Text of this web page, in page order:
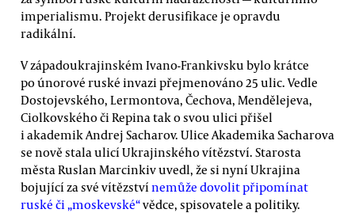
imperialismu. Projekt derusifikace je opravdu
radikální.
V západoukrajinském Ivano-Frankivsku bylo krátce
po únorové ruské invazi přejmenováno 25 ulic. Vedle
Dostojevského, Lermontova, Čechova, Mendělejeva,
Ciolkovského či Repina tak o svou ulici přišel
i akademik Andrej Sacharov. Ulice Akademika Sacharova
se nově stala ulicí Ukrajinského vítězství. Starosta
města Ruslan Marcinkiv uvedl, že si nyní Ukrajina
bojující za své vítězství nemůže dovolit připomínat
ruské či „moskevské“vědce, spisovatele a politiky.